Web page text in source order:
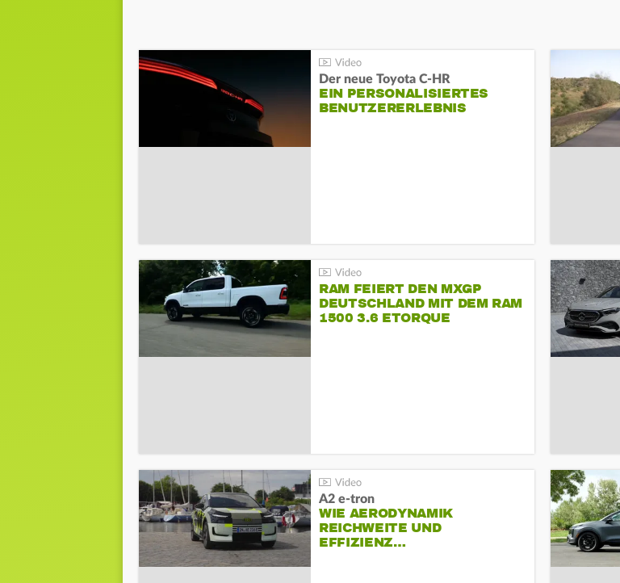
Der neue Toyota C-HR
EIN PERSONALISIERTES
BENUTZERERLEBNIS
RAM FEIERT DEN MXGP
DEUTSCHLAND MIT DEM RAM
1500 3.6 ETORQUE
A2 e-tron
WIE AERODYNAMIK
REICHWEITE UND
EFFIZIENZ…